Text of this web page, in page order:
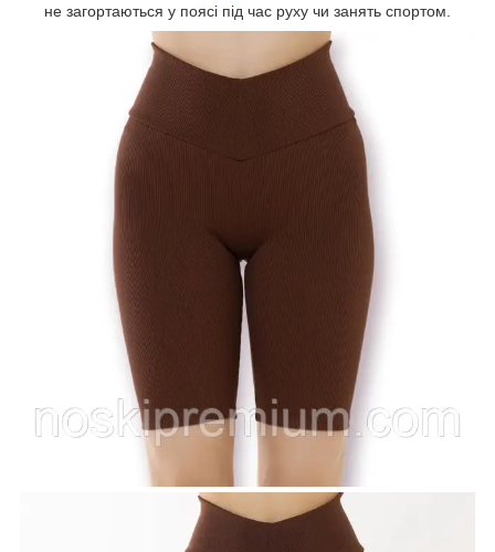
не загортаються у поясі під час руху чи занять спортом.